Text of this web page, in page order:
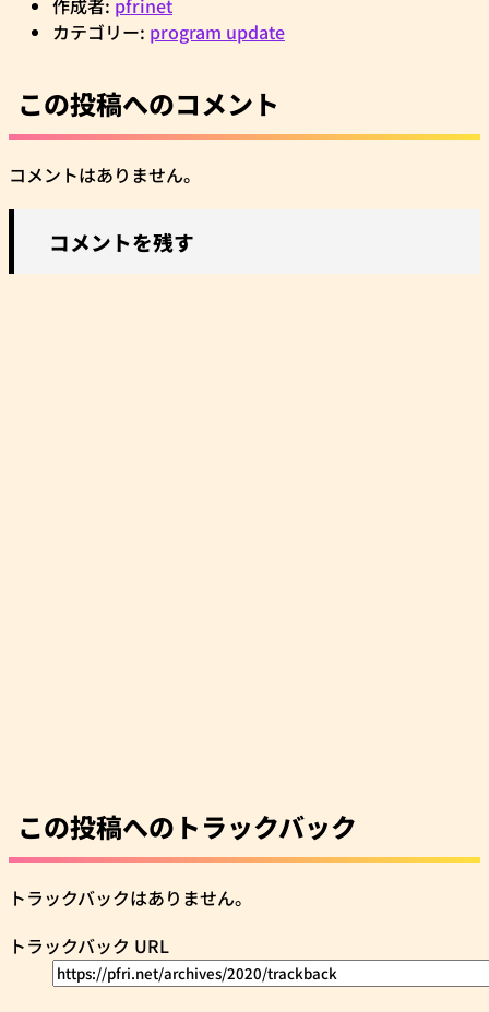
カテゴリー: program update
この投稿へのコメント
コメントはありません。
コメントを残す
この投稿へのトラックバック
トラックバックはありません。
トラックバック URL